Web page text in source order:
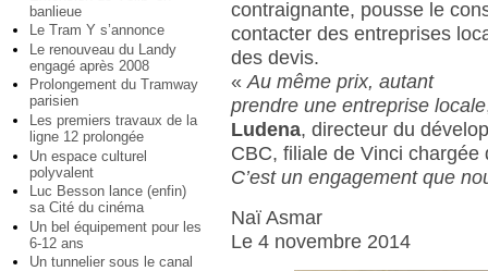
banlieue
Le Tram Y s’annonce
Le renouveau du Landy
engagé après 2008
Prolongement du Tramway
parisien
Les premiers travaux de la
ligne 12 prolongée
Un espace culturel
polyvalent
Luc Besson lance (enfin)
sa Cité du cinéma
Un bel équipement pour les
6-12 ans
Un tunnelier sous le canal
contraignante, pousse le
contacter des entreprises
des devis.
«Au même prix, autant
prendre une entreprise locale
Ludena, directeur du
CBC, filiale de Vinci chargée
C’est un engagement que
Naï Asmar
Le 4 novembre 2014